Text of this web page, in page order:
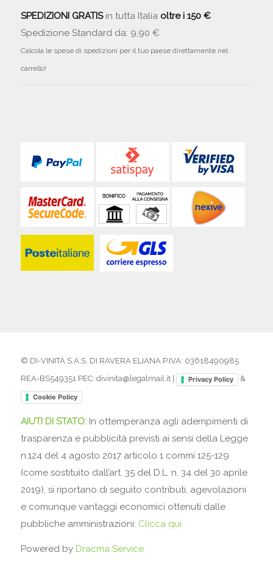
SPEDIZIONI GRATISin tutta Italia oltre i 150 €
Spedizione Standard da: 9,90 €
Calcola le spese di spedizioni per il tuo paese direttamente nel
carrello!
© DI-VINITÀ S.A.S. DI RAVERA ELIANA P.IVA: 03618490985
REA-BS549351 PEC: divinita@legalmail.it |
Privacy Policy &
Cookie Policy
AIUTI DI STATO: In ottemperanza agli adempimenti di
trasparenza e pubblicità previsti ai sensi della Legge
n.124 del 4 agosto 2017 articolo 1 commi 125-129
(come sostituito dall’art. 35 del D.L. n. 34 del 30 aprile
2019), si riportano di seguito contributi, agevolazioni
e comunque vantaggi economici ottenuti dalle
pubbliche amministrazioni: Clicca qui
Powered by Dracma Service